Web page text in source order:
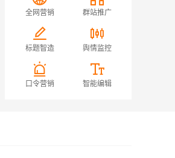
全网营销 群站推广
标题智造 舆情监控
口令营销 智能编辑